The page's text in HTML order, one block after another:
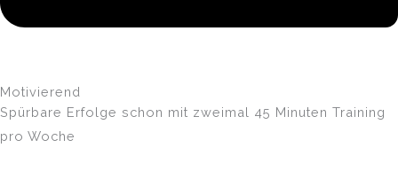
Motivierend
Spürbare Erfolge schon mit zweimal 45 Minuten Training
pro Woche